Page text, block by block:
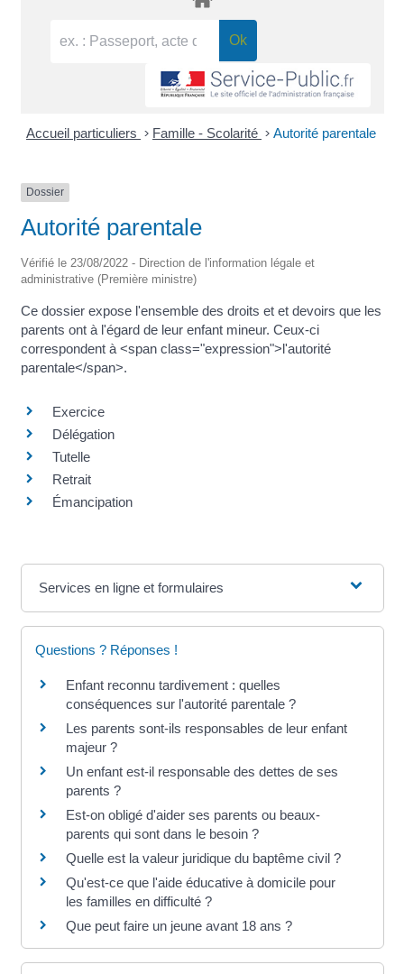
Accueil particuliers > Famille - Scolarité > Autorité parentale
Dossier
Autorité parentale
Vérifié le 23/08/2022 - Direction de l'information légale et
administrative (Première ministre)
Ce dossier expose l'ensemble des droits et et devoirs que les
parents ont à l'égard de leur enfant mineur. Ceux-ci
correspondent à <span class="expression">l'autorité
parentale</span>.
Exercice
Délégation
Tutelle
Retrait
Émancipation
Services en ligne et formulaires
Questions ? Réponses !
Enfant reconnu tardivement : quelles
conséquences sur l'autorité parentale ?
Les parents sont-ils responsables de leur enfant
majeur ?
Un enfant est-il responsable des dettes de ses
parents ?
Est-on obligé d'aider ses parents ou beaux-
parents qui sont dans le besoin ?
Quelle est la valeur juridique du baptême civil ?
Qu'est-ce que l'aide éducative à domicile pour
les familles en difficulté ?
Que peut faire un jeune avant 18 ans ?